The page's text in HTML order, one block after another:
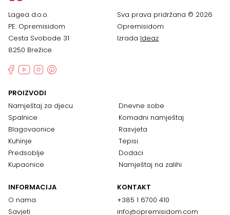
Lagea d.o.o.
PE: Opremisidom
Cesta Svobode 31
8250 Brežice
Sva prava pridržana © 2026
Opremisidom
Izrada Ideaz
PROIZVODI
Namještaj za djecu
Spalnice
Blagovaonice
Kuhinje
Predsoblje
Kupaonice
Dnevne sobe
Komadni namještaj
Rasvjeta
Tepisi
Dodaci
Namještaj na zalihi
INFORMACIJA
O nama
Savjeti
KONTAKT
+385 1 6700 410
info@opremisidom.com